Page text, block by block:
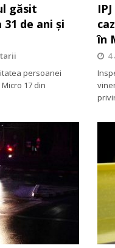
găsit
de ani și
persoanei
17 din
în
4